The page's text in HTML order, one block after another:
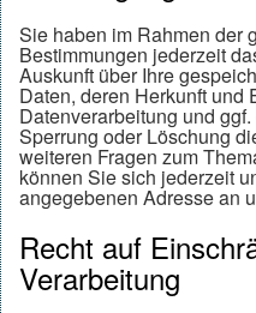
Sie haben im Rahmen der
Bestimmungen jederzeit
Auskunft über Ihre
Daten, deren Herkunft und
Datenverarbeitung und
Sperrung oder Löschung
weiteren Fragen zum
können Sie sich jederzeit
angegebenen Adresse an
Recht auf
Verarbeitung